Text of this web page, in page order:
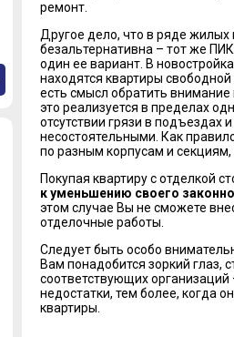
ремонт.
Другое дело, что в ряде жилых
безальтернативна – тот же
один ее вариант. В
находятся квартиры
есть смысл обратить
это реализуется в пределах
отсутствии грязи в подъездах
несостоятельными. Как
по разным корпусам и
Покупая квартиру с отделкой
к уменьшению своего
этом случае Вы не сможете
отделочные работы.
Следует быть особо
Вам понадобится зоркий глаз,
соответствующих
недостатки, тем более, когда
квартиры.